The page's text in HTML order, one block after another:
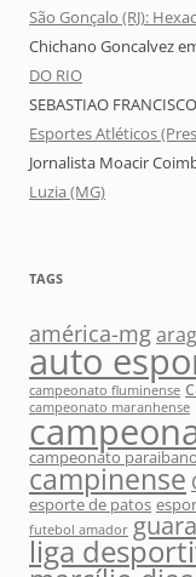
São Gonçalo (RJ):
Chichano Goncalvez
DO RIO
SEBASTIAO
Esportes Atléticos
Jornalista Moacir
Luzia (MG)
TAGS
américa-mg
auto
campeonato fluminense
campeonato maranhense
campeonato
campinense
esporte de patos
futebol amador
liga